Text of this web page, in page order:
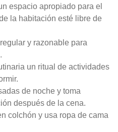
espacio apropiado para el
la habitación esté libre de
y razonable para
un ritual de actividades
de noche y toma
después de la cena.
colchón y usa ropa de cama